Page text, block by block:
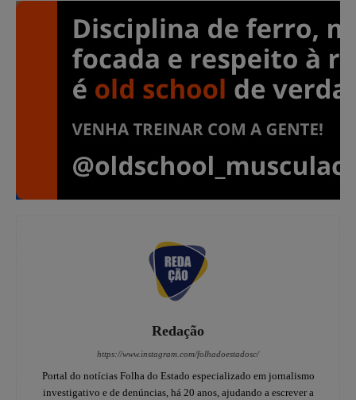
Redação
https://www.instagram.com/folhadoestadosc/
Portal do notícias Folha do Estado especializado em jornalismo
investigativo e de denúncias, há 20 anos, ajudando a escrever a